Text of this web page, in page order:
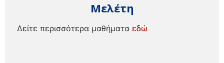
Μελέτη
Δείτε περισσότερα μαθήματα εδώ